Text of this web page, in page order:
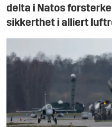
delta i Natos
sikkerthet i alliert